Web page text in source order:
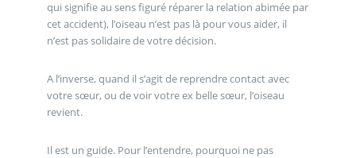
qui signifie au sens figuré réparer la relation abimée par
cet accident), l’oiseau n’est pas là pour vous aider, il
n’est pas solidaire de votre décision.
A l’inverse, quand il s’agit de reprendre contact avec
votre sœur, ou de voir votre ex belle sœur, l’oiseau
revient.
Il est un guide. Pour l’entendre, pourquoi ne pas